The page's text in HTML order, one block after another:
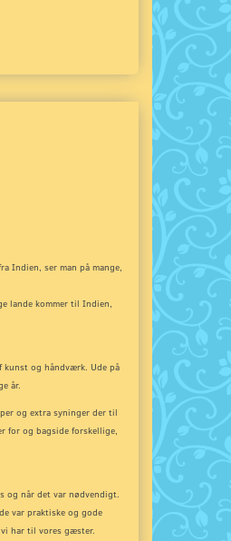
Indien, ser man på mange,
lande kommer til Indien,
og håndværk. Ude på
år.
og extra syninger der til
for og bagside forskellige,
og når det var nødvendigt.
var praktiske og gode
har til vores gæster.